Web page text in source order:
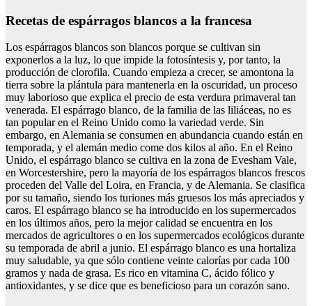
Recetas de espárragos blancos a la francesa
Los espárragos blancos son blancos porque se cultivan sin
exponerlos a la luz, lo que impide la fotosíntesis y, por tanto, la
producción de clorofila. Cuando empieza a crecer, se amontona la
tierra sobre la plántula para mantenerla en la oscuridad, un proceso
muy laborioso que explica el precio de esta verdura primaveral tan
venerada. El espárrago blanco, de la familia de las liliáceas, no es
tan popular en el Reino Unido como la variedad verde. Sin
embargo, en Alemania se consumen en abundancia cuando están en
temporada, y el alemán medio come dos kilos al año. En el Reino
Unido, el espárrago blanco se cultiva en la zona de Evesham Vale,
en Worcestershire, pero la mayoría de los espárragos blancos frescos
proceden del Valle del Loira, en Francia, y de Alemania. Se clasifica
por su tamaño, siendo los turiones más gruesos los más apreciados y
caros. El espárrago blanco se ha introducido en los supermercados
en los últimos años, pero la mejor calidad se encuentra en los
mercados de agricultores o en los supermercados ecológicos durante
su temporada de abril a junio. El espárrago blanco es una hortaliza
muy saludable, ya que sólo contiene veinte calorías por cada 100
gramos y nada de grasa. Es rico en vitamina C, ácido fólico y
antioxidantes, y se dice que es beneficioso para un corazón sano.